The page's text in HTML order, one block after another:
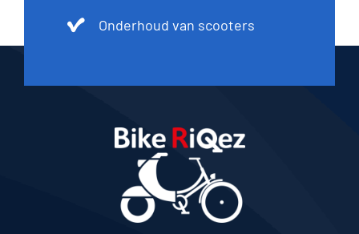
Onderhoud van scooters